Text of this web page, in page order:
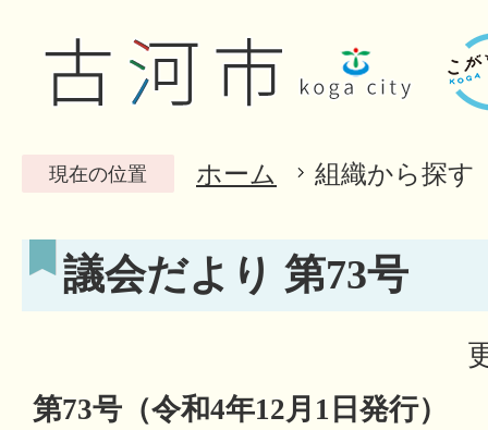
現在の位置 ホーム 組織から探す
議会だより 第73号
第73号（令和4年12月1日発行）